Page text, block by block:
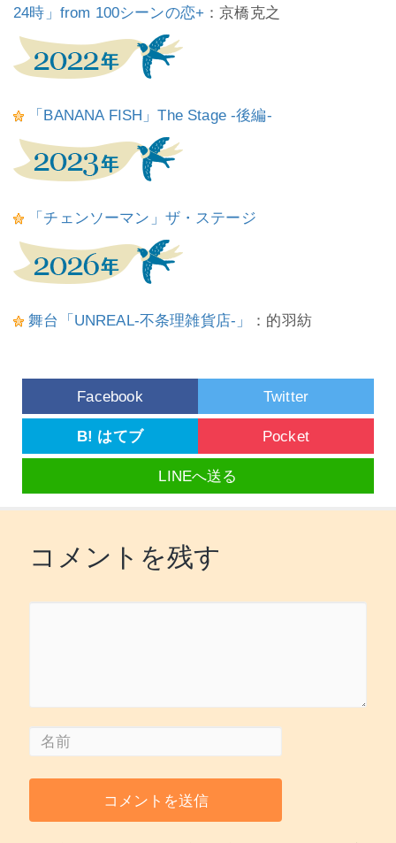
24時」from 100シーンの恋+ ：京橋克之
「BANANA FISH」The Stage -後編-
「チェンソーマン」ザ・ステージ
舞台「UNREAL-不条理雑貨店-」 ：的羽紡
Facebook Twitter
B! はてブ Pocket
LINEへ送る
コメントを残す